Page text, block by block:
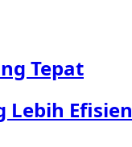
Tepat
Lebih Efisien